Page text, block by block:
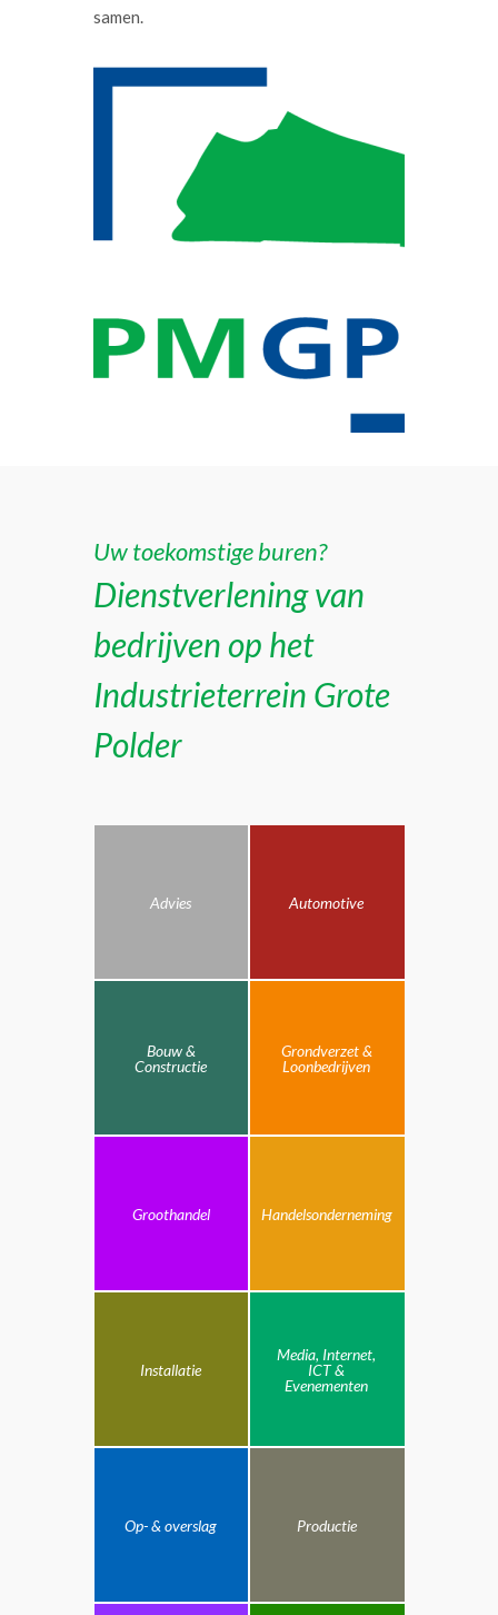
samen.
Uw toekomstige buren?
Dienstverlening van
bedrijven op het
Industrieterrein Grote
Polder
Advies Automotive
Bouw &
Constructie
Grondverzet &
Loonbedrijven
Groothandel Handelsonderneming
Installatie
Media, Internet,
ICT &
Evenementen
Op- & overslag Productie